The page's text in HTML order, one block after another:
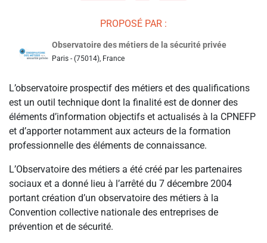
PROPOSÉ PAR :
Observatoire des métiers de la sécurité privée
Paris - (75014), France
L’observatoire prospectif des métiers et des qualifications
est un outil technique dont la finalité est de donner des
éléments d’information objectifs et actualisés à la CPNEFP
et d’apporter notamment aux acteurs de la formation
professionnelle des éléments de connaissance.
L’Observatoire des métiers a été créé par les partenaires
sociaux et a donné lieu à l’arrêté du 7 décembre 2004
portant création d’un observatoire des métiers à la
Convention collective nationale des entreprises de
prévention et de sécurité.